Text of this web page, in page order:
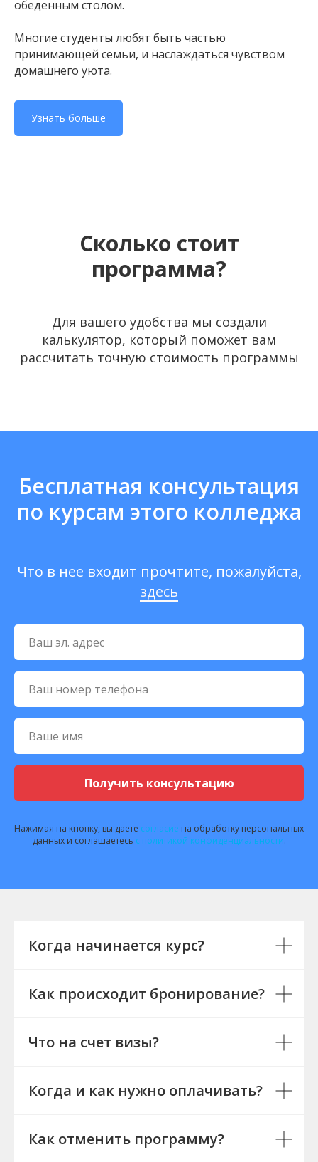
обеденным столом.
Многие студенты любят быть частью
принимающей семьи, и наслаждаться чувством
домашнего уюта.
Узнать больше
Сколько стоит
программа?
Для вашего удобства мы создали
калькулятор, который поможет вам
рассчитать точную стоимость программы
Бесплатная консультация
по курсам этого колледжа
Что в нее входит прочтите, пожалуйста,
здесь
Ваш эл. адрес
Ваш номер телефона
Ваше имя
Получить консультацию
Нажимая на кнопку, вы даете согласие на обработку персональных
данных и соглашаетесь c политикой конфиденциальности.
Когда начинается курс?
Как происходит бронирование?
Что на счет визы?
Когда и как нужно оплачивать?
Как отменить программу?